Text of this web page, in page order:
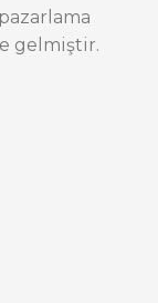
gelmiştir.